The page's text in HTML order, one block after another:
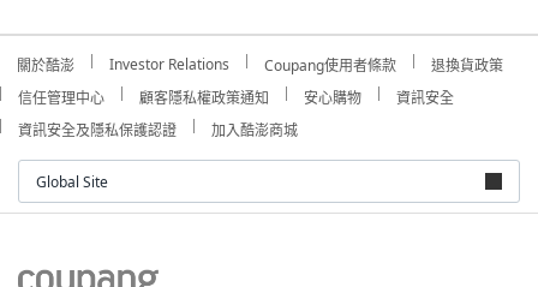
關於酷澎 Investor Relations Coupang使用者條款
退換貨政策
信任管理中心
顧客隱私權政策通知 安心購物
資訊安全
資訊安全及隱私保護認證
加入酷澎商城
Global Site